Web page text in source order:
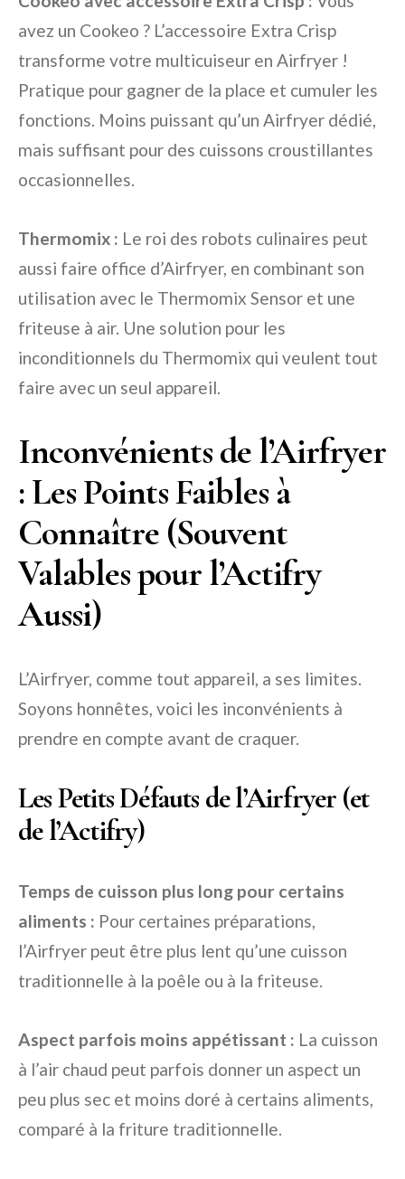
avez un Cookeo ? L’accessoire Extra Crisp
transforme votre multicuiseur en Airfryer !
Pratique pour gagner de la place et cumuler les
fonctions. Moins puissant qu’un Airfryer dédié,
mais suffisant pour des cuissons croustillantes
occasionnelles.
Thermomix : Le roi des robots culinaires peut
aussi faire office d’Airfryer, en combinant son
utilisation avec le Thermomix Sensor et une
friteuse à air. Une solution pour les
inconditionnels du Thermomix qui veulent tout
faire avec un seul appareil.
Inconvénients de l’Airfryer
: Les Points Faibles à
Connaître (Souvent
Valables pour l’Actifry
Aussi)
L’Airfryer, comme tout appareil, a ses limites.
Soyons honnêtes, voici les inconvénients à
prendre en compte avant de craquer.
Les Petits Défauts de l’Airfryer (et
de l’Actifry)
Temps de cuisson plus long pour certains
aliments : Pour certaines préparations,
l’Airfryer peut être plus lent qu’une cuisson
traditionnelle à la poêle ou à la friteuse.
Aspect parfois moins appétissant : La cuisson
à l’air chaud peut parfois donner un aspect un
peu plus sec et moins doré à certains aliments,
comparé à la friture traditionnelle.